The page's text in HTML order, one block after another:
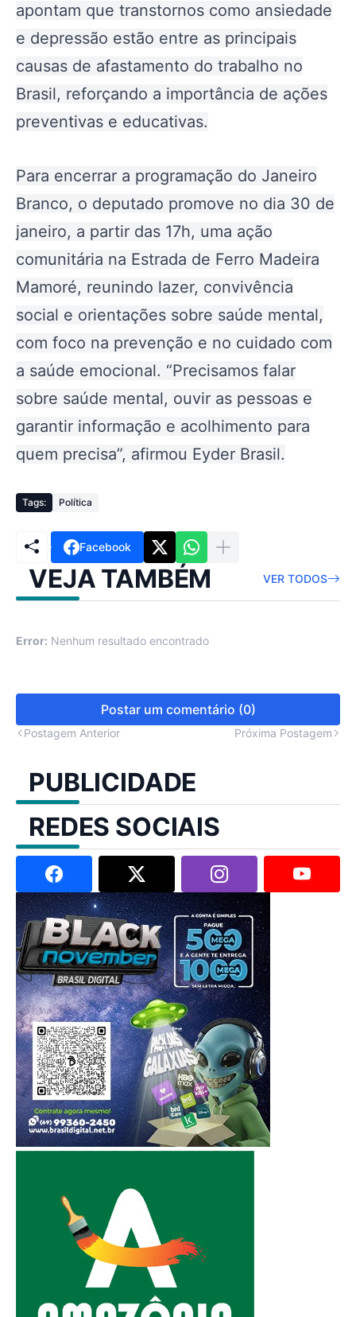
apontam que transtornos como ansiedade
e depressão estão entre as principais
causas de afastamento do trabalho no
Brasil, reforçando a importância de ações
preventivas e educativas.
Para encerrar a programação do Janeiro
Branco, o deputado promove no dia 30 de
janeiro, a partir das 17h, uma ação
comunitária na Estrada de Ferro Madeira
Mamoré, reunindo lazer, convivência
social e orientações sobre saúde mental,
com foco na prevenção e no cuidado com
a saúde emocional. “Precisamos falar
sobre saúde mental, ouvir as pessoas e
garantir informação e acolhimento para
quem precisa”, afirmou Eyder Brasil.
Tags: Política
Facebook
VEJA TAMBÉM VER TODOS
Error: Nenhum resultado encontrado
Postar um comentário (0)
Postagem Anterior Próxima Postagem
PUBLICIDADE
REDES SOCIAIS